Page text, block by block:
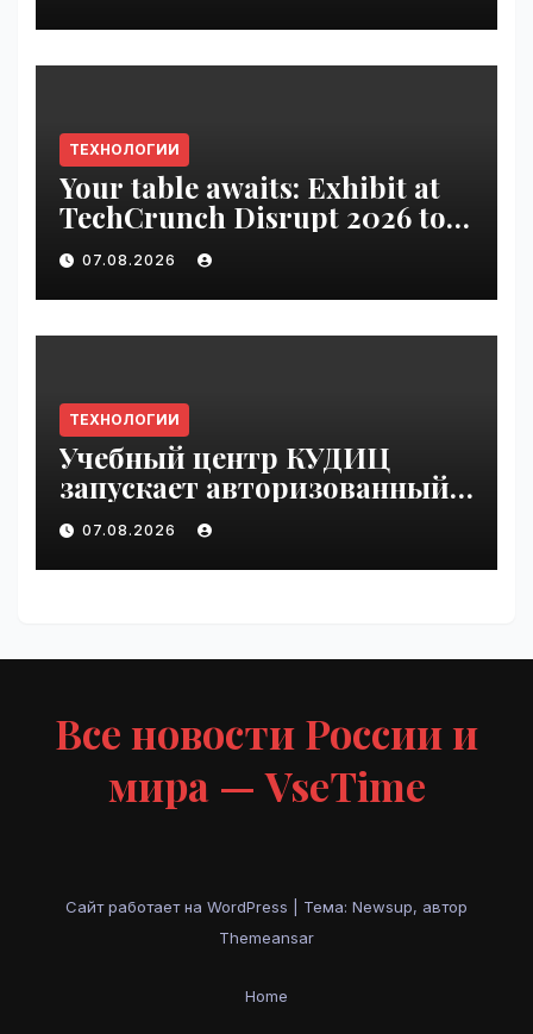
ТЕХНОЛОГИИ
Your table awaits: Exhibit at
TechCrunch Disrupt 2026 to
be seen by thousands |
VseTime.ru
07.08.2026
ТЕХНОЛОГИИ
Учебный центр КУДИЦ
запускает авторизованный
курс по
администрированию Mind
Migrate#guest | VseTime.ru
07.08.2026
Все новости России и
мира — VseTime
Сайт работает на WordPress
Тема: Newsup, автор
Themeansar
Home